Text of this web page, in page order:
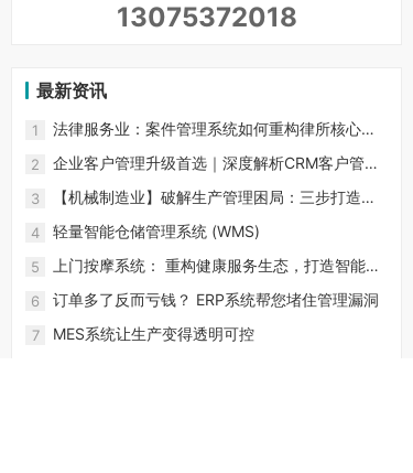
13075372018
最新资讯
1
法律服务业：案件管理系统如何重构律所核心竞
争力？ 行业生产力困局
2
企业客户管理升级首选｜深度解析CRM客户管理
系统的核心功能与价值
3
【机械制造业】破解生产管理困局：三步打造数
字化智能工厂
4 轻量智能仓储管理系统 (WMS)
5
上门按摩系统： 重构健康服务生态，打造智能化
预约服务新体验
6 订单多了反而亏钱？ ERP系统帮您堵住管理漏洞
7 MES系统让生产变得透明可控